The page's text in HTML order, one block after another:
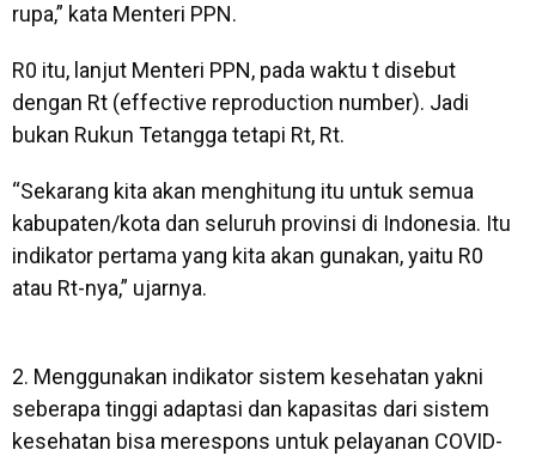
rupa,” kata Menteri PPN.
R0 itu, lanjut Menteri PPN, pada waktu t disebut
dengan Rt (effective reproduction number). Jadi
bukan Rukun Tetangga tetapi Rt, Rt.
“Sekarang kita akan menghitung itu untuk semua
kabupaten/kota dan seluruh provinsi di Indonesia. Itu
indikator pertama yang kita akan gunakan, yaitu R0
atau Rt-nya,” ujarnya.
2. Menggunakan indikator sistem kesehatan yakni
seberapa tinggi adaptasi dan kapasitas dari sistem
kesehatan bisa merespons untuk pelayanan COVID-